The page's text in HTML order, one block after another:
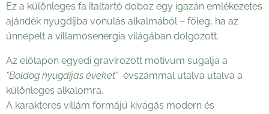
Ez a különleges fa italtartó doboz egy igazán emlékezetes
ajándék nyugdíjba vonulás alkalmából – főleg, ha az
ünnepelt a villamosenergia világában dolgozott.
Az előlapon egyedi gravírozott motívum sugalja a
"Boldog nyugdíjas éveket" évszámmal utalva utalva a
különleges alkalomra.
A karakteres villám formájú kivágás modern és